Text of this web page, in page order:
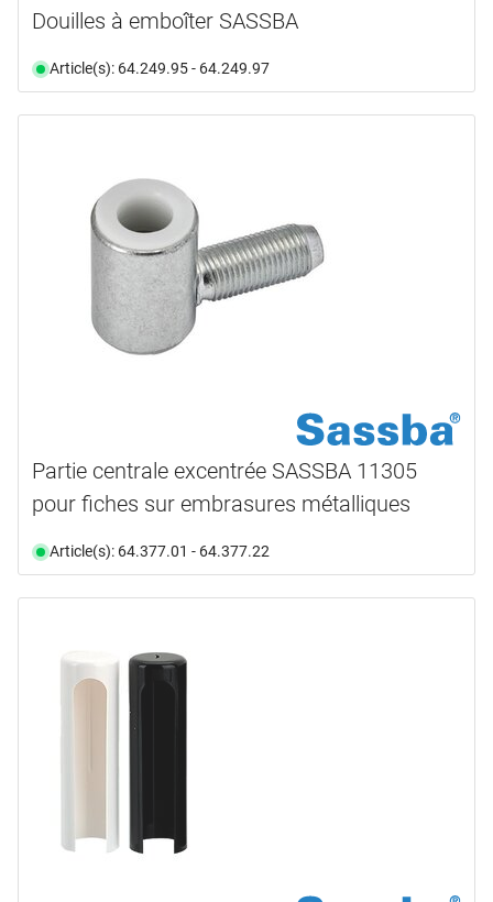
Douilles à emboîter SASSBA
Article(s): 64.249.95 - 64.249.97
Partie centrale excentrée SASSBA 11305
pour fiches sur embrasures métalliques
Article(s): 64.377.01 - 64.377.22